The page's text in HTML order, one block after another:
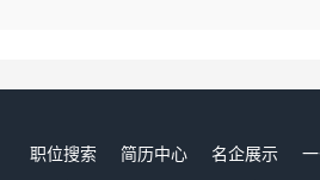
职位搜索 简历中心 名企展示